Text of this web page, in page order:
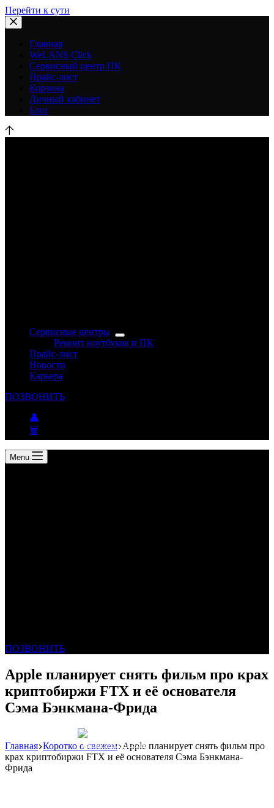
Перейти к сути
Главная
WeLANS Click
Сервисный центр ПК
Прайс-лист
Корзина
Личный кабинет
Блог
Сервисные центры
Ремонт ноутбуков и ПК
Прайс-лист
Новости
Карьера
ПОЗВОНИТЬ
👤
🗑
Menu
ПОЗВОНИТЬ
Apple планирует снять фильм про крах
криптобиржи FTX и её основателя
Сэма Бэнкмана-Фрида
Реклама: WeLANS облако
Главная Коротко о свежем Apple планирует снять фильм про
крах криптобиржи FTX и её основателя Сэма Бэнкмана-
Фрида